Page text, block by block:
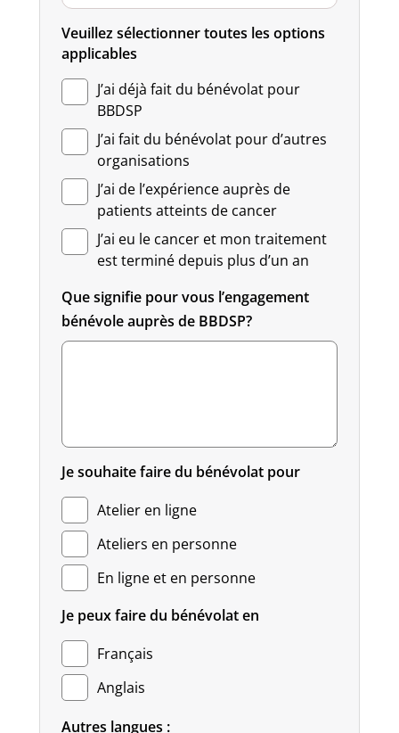
Veuillez sélectionner toutes les options
applicables
J’ai déjà fait du bénévolat pour
BBDSP
J’ai fait du bénévolat pour d’autres
organisations
J’ai de l’expérience auprès de
patients atteints de cancer
J’ai eu le cancer et mon traitement
est terminé depuis plus d’un an
Que signifie pour vous l’engagement
bénévole auprès de BBDSP?
Je souhaite faire du bénévolat pour
Atelier en ligne
Ateliers en personne
En ligne et en personne
Je peux faire du bénévolat en
Français
Anglais
Autres langues :